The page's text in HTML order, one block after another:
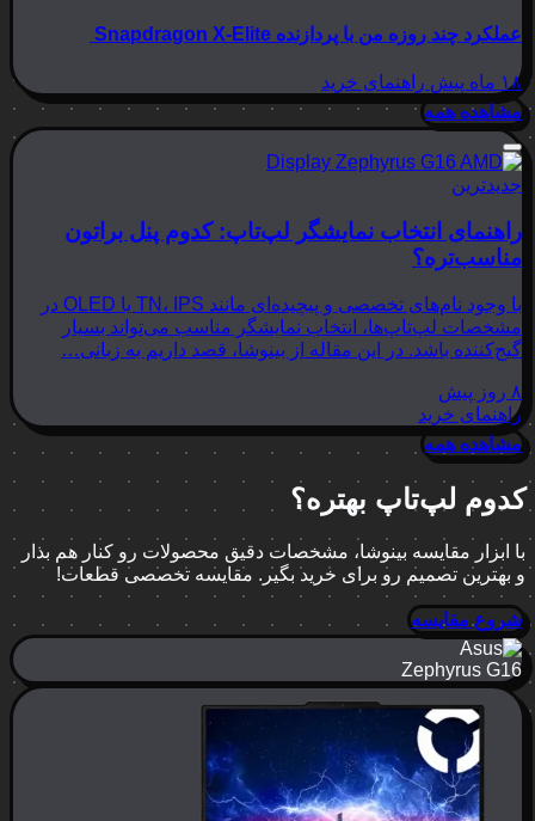
عملکرد چند روزه من با پردازنده Snapdragon X-Elite
۱۸ ماه پیش
راهنمای خرید
مشاهده همه
جدیدترین
راهنمای انتخاب نمایشگر لپ‌تاپ: کدوم پنل براتون
مناسب‌تره؟
با وجود نام‌های تخصصی و پیچیده‌ای مانند TN، IPS یا OLED در
مشخصات لپ‌تاپ‌ها، انتخاب نمایشگر مناسب می‌تواند بسیار
گیج‌کننده باشد. در این مقاله از بینوشا، قصد داریم به زبانی…
۸ روز پیش
راهنمای خرید
مشاهده همه
کدوم لپ‌تاپ بهتره؟
با ابزار مقایسه بینوشا، مشخصات دقیق محصولات رو کنار هم بذار
و بهترین تصمیم رو برای خرید بگیر. مقایسه تخصصی قطعات!
شروع مقایسه
Zephyrus G16